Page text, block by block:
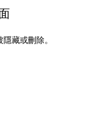
藏或刪除。